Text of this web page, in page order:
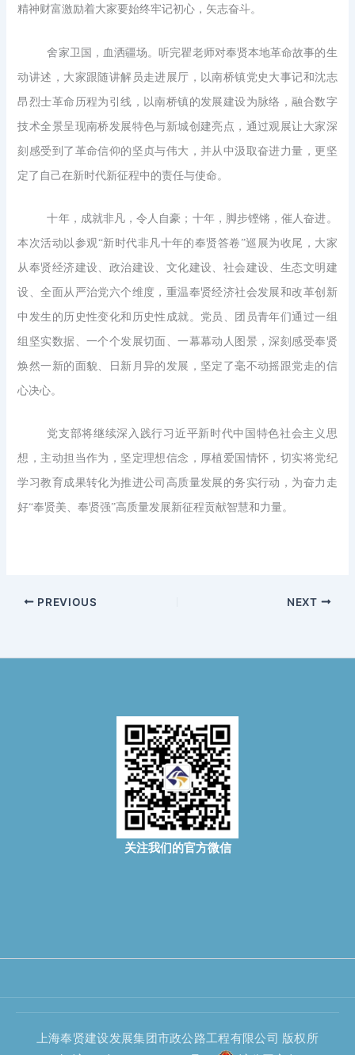
精神财富激励着大家要始终牢记初心，矢志奋斗。
舍家卫国，血洒疆场。听完瞿老师对奉贤本地革命故事的生
动讲述，大家跟随讲解员走进展厅，以南桥镇党史大事记和沈志
昂烈士革命历程为引线，以南桥镇的发展建设为脉络，融合数字
技术全景呈现南桥发展特色与新城创建亮点，通过观展让大家深
刻感受到了革命信仰的坚贞与伟大，并从中汲取奋进力量，更坚
定了自己在新时代新征程中的责任与使命。
十年，成就非凡，令人自豪；十年，脚步铿锵，催人奋进。
本次活动以参观“新时代非凡十年的奉贤答卷”巡展为收尾，大家
从奉贤经济建设、政治建设、文化建设、社会建设、生态文明建
设、全面从严治党六个维度，重温奉贤经济社会发展和改革创新
中发生的历史性变化和历史性成就。党员、团员青年们通过一组
组坚实数据、一个个发展切面、一幕幕动人图景，深刻感受奉贤
焕然一新的面貌、日新月异的发展，坚定了毫不动摇跟党走的信
心决心。
党支部将继续深入践行习近平新时代中国特色社会主义思
想，主动担当作为，坚定理想信念，厚植爱国情怀，切实将党纪
学习教育成果转化为推进公司高质量发展的务实行动，为奋力走
好“奉贤美、奉贤强”高质量发展新征程贡献智慧和力量。
PREVIOUS NEXT
关注我们的官方微信
上海奉贤建设发展集团市政公路工程有限公司 版权所